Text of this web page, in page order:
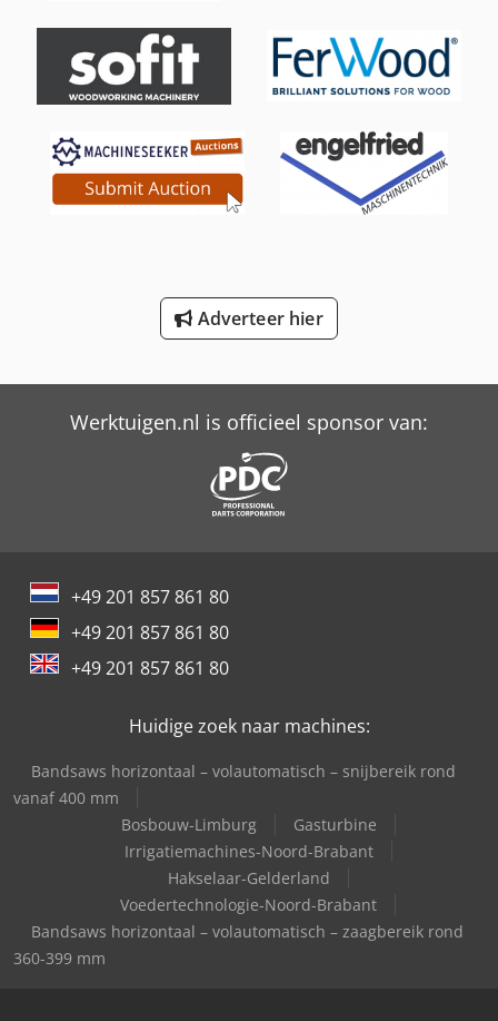
Tabe Agb-475 Bc
Tabe Agb-575
Tabe Agb-95
Tos Fgs 25
Trailer And Tools
Adverteer hier
Werktuigen.nl is officieel sponsor van:
+49 201 857 861 80
+49 201 857 861 80
+49 201 857 861 80
Huidige zoek naar machines:
Bandsaws horizontaal – volautomatisch – snijbereik rond
vanaf 400 mm
Bosbouw-Limburg
Gasturbine
Irrigatiemachines-Noord-Brabant
Hakselaar-Gelderland
Voedertechnologie-Noord-Brabant
Bandsaws horizontaal – volautomatisch – zaagbereik rond
360-399 mm